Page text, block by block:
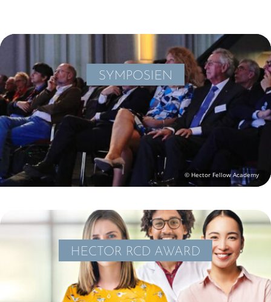
SYMPO­SIEN
HECTOR RCD AWARD